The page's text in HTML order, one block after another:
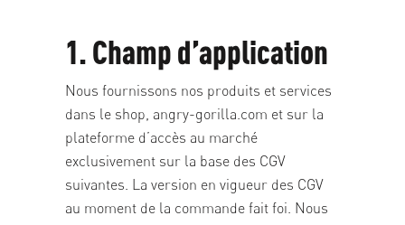
1. Champ d’application
Nous fournissons nos produits et services
dans le shop, angry-gorilla.com et sur la
plateforme d’accès au marché
exclusivement sur la base des CGV
suivantes. La version en vigueur des CGV
au moment de la commande fait foi. Nous